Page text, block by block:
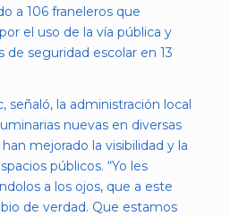
a 106 franeleros que
el uso de la vía pública y
de seguridad escolar en 13
señaló, la administración local
nuevas en diversas
mejorado la visibilidad y la
públicos. “Yo les
a los ojos, que a este
de verdad. Que estamos